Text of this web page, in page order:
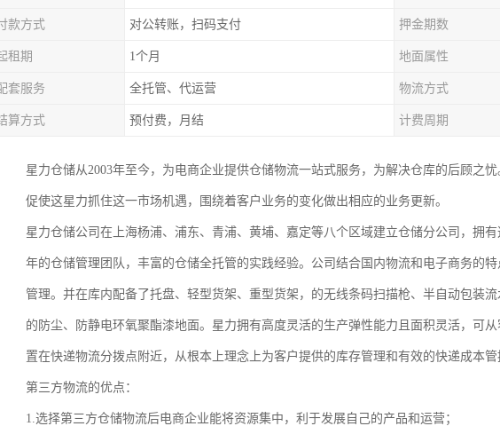
款方式 对公转账，扫码支付 押金期数
租期 1个月 地面属性
套服务 全托管、代运营 物流方式
算方式 预付费，月结 计费周期
星力仓储从2003年至今，为电商企业提供仓储物流一站式服务，为解决仓库的后顾之
促使这星力抓住这一市场机遇，围绕着客户业务的变化做出相应的业务更新。
星力仓储公司在上海杨浦、浦东、青浦、黄埔、嘉定等八个区域建立仓储分公司，拥
年的仓储管理团队，丰富的仓储全托管的实践经验。公司结合国内物流和电子商务的
管理。并在库内配备了托盘、轻型货架、重型货架，的无线条码扫描枪、半自动包装流
的防尘、防静电环氧聚酯漆地面。星力拥有高度灵活的生产弹性能力且面积灵活，可
置在快递物流分拨点附近，从根本上理念上为客户提供的库存管理和有效的快递成本管
第三方物流的优点：
1.选择第三方仓储物流后电商企业能将资源集中，利于发展自己的产品和运营；